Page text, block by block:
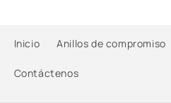
Inicio Anillos de compromiso
Contáctenos